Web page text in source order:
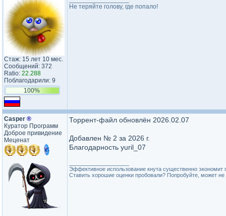
Стаж: 15 лет 10 мес.
Сообщений: 372
Ratio: 22.288
Поблагодарили: 9
100%
Не теряйте голову, где попало!
Casper ®
Куратор Программ
Доброе привидение
Меценат
Торрент-файл обновлён 2026.02.07
Добавлен № 2 за 2026 г.
Благодарность yuril_07
Эффективное использование кнута существенно экономит
Ставить хорошие оценки пробовали? Попробуйте, может